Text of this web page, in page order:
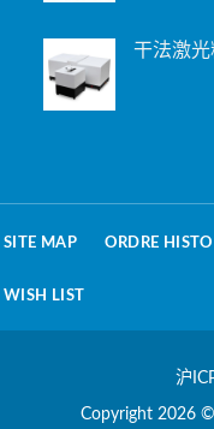
干法激光
SITE MAP ORDRE
WISH LIST
沪
Copyright 2026 ©